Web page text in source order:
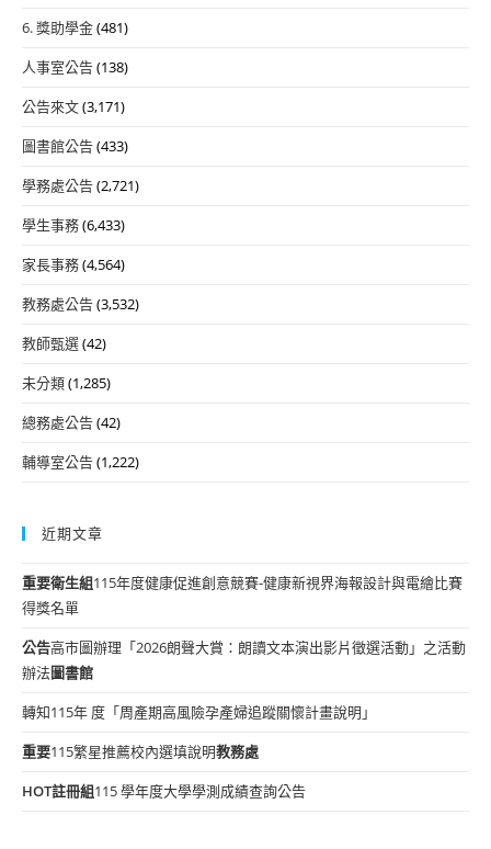
6. 獎助學金(481)
人事室公告(138)
公告來文(3,171)
圖書館公告(433)
學務處公告(2,721)
學生事務(6,433)
家長事務(4,564)
教務處公告(3,532)
教師甄選(42)
未分類(1,285)
總務處公告(42)
輔導室公告(1,222)
近期文章
重要衛生組115年度健康促進創意競賽-健康新視界海報設計與電繪比賽
得獎名單
公告高市圖辦理「2026朗聲大賞：朗讀文本演出影片徵選活動」之活動
辦法圖書館
轉知115年 度「周產期高風險孕產婦追蹤關懷計畫說明」
重要115繁星推薦校內選填說明教務處
HOT註冊組115 學年度大學學測成績查詢公告